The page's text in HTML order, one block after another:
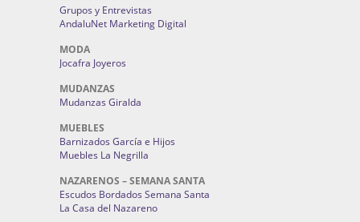
Grupos y Entrevistas
AndaluNet Marketing Digital
MODA
Jocafra Joyeros
MUDANZAS
Mudanzas Giralda
MUEBLES
Barnizados García e Hijos
Muebles La Negrilla
NAZARENOS – SEMANA SANTA
Escudos Bordados Semana Santa
La Casa del Nazareno